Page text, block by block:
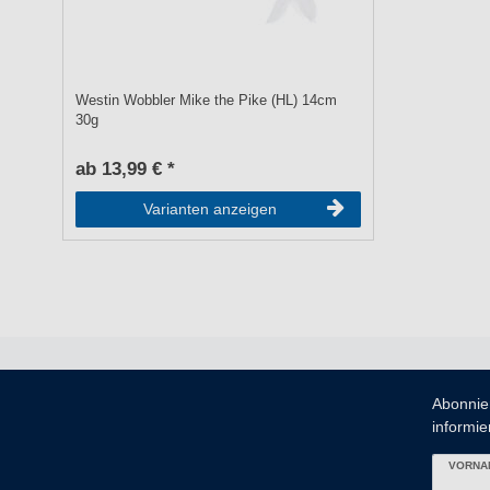
Westin Wobbler Mike the Pike (HL) 14cm
30g
ab 13,99 € *
Varianten anzeigen